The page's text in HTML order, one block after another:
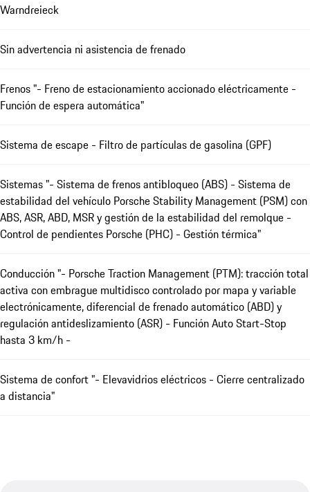
Warndreieck
Sin advertencia ni asistencia de frenado
Frenos "- Freno de estacionamiento accionado eléctricamente -
Función de espera automática"
Sistema de escape - Filtro de partículas de gasolina (GPF)
Sistemas "- Sistema de frenos antibloqueo (ABS) - Sistema de
estabilidad del vehículo Porsche Stability Management (PSM) con
ABS, ASR, ABD, MSR y gestión de la estabilidad del remolque -
Control de pendientes Porsche (PHC) - Gestión térmica"
Conducción "- Porsche Traction Management (PTM): tracción total
activa con embrague multidisco controlado por mapa y variable
electrónicamente, diferencial de frenado automático (ABD) y
regulación antideslizamiento (ASR) - Función Auto Start-Stop
hasta 3 km/h -
Sistema de confort "- Elevavidrios eléctricos - Cierre centralizado
a distancia"